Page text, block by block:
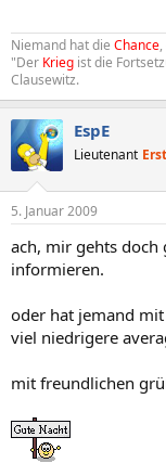
Niemand hat die Chance
"Der Krieg ist die
Clausewitz.
EspE
Lieutenant
5. Januar 2009
ach, mir gehts
informieren.
oder hat jemand
viel niedrigere
mit freundlichen